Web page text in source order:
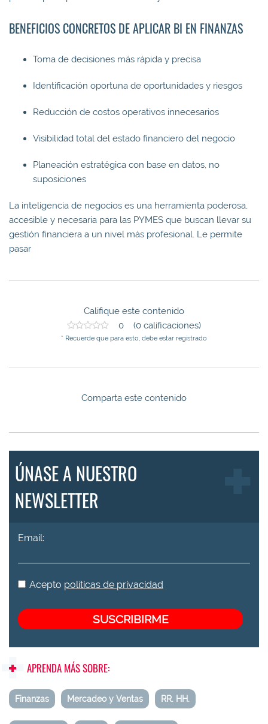
BENEFICIOS CONCRETOS DE APLICAR BI EN FINANZAS
Toma de decisiones más rápida y precisa
Identificación oportuna de oportunidades y riesgos
Reducción de costos operativos innecesarios
Visibilidad total del estado financiero del negocio
Planeación estratégica con base en datos, no
suposiciones
La inteligencia de negocios es una herramienta poderosa,
accesible y necesaria para las PYMES que buscan llevar su
gestión financiera a un nivel más profesional. Le permite
pasar
Califique este contenido
0 (0 calificaciones)
* Recuerde que para esto, debe estar registrado
Comparta este contenido
ÚNASE A NUESTRO
NEWSLETTER
Email:
Acepto políticas de privacidad
APRENDA MÁS SOBRE:
Finanzas Mercadeo y Ventas RR. HH.